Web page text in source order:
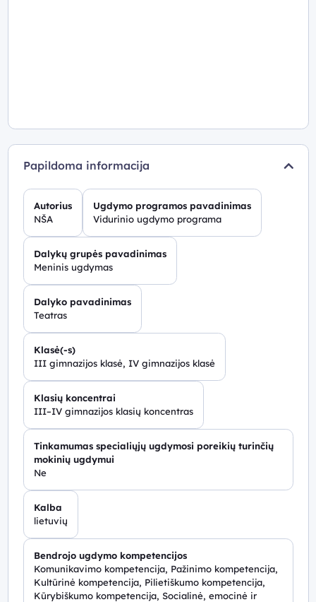
Papildoma informacija
Autorius
NŠA
Ugdymo programos pavadinimas
Vidurinio ugdymo programa
Dalykų grupės pavadinimas
Meninis ugdymas
Dalyko pavadinimas
Teatras
Klasė(-s)
III gimnazijos klasė, IV gimnazijos klasė
Klasių koncentrai
III–IV gimnazijos klasių koncentras
Tinkamumas specialiųjų ugdymosi poreikių turinčių
mokinių ugdymui
Ne
Kalba
lietuvių
Bendrojo ugdymo kompetencijos
Komunikavimo kompetencija, Pažinimo kompetencija,
Kultūrinė kompetencija, Pilietiškumo kompetencija,
Kūrybiškumo kompetencija, Socialinė, emocinė ir